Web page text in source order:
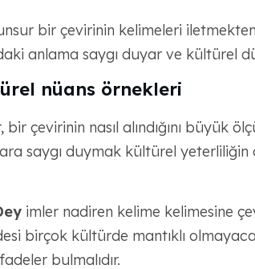
bir çevirinin kelimeleri iletmekten
anlama saygı duyar ve kültürel
nüans örnekleri
çevirinin nasıl alındığını büyük
saygı duymak kültürel yeterliliğin
imler nadiren kelime kelimesine
birçok kültürde mantıklı
bulmalıdır.